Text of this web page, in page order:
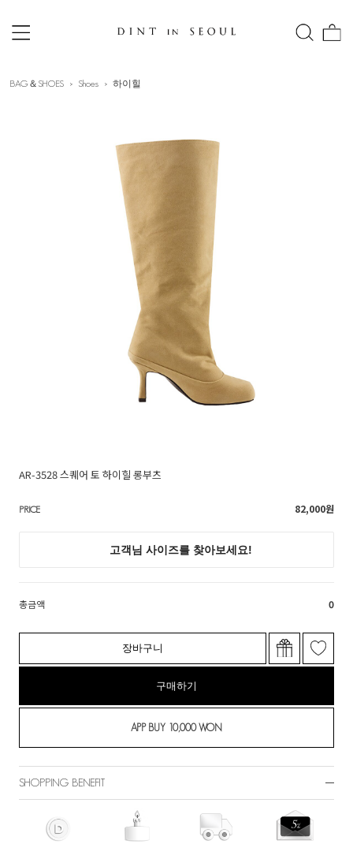
BAG＆SHOES Shoes 하이힐
AR-3528 스퀘어 토 하이힐 롱부츠
PRICE 82,000원
총금액 0
장바구니
구매하기
SHOPPING BENEFIT